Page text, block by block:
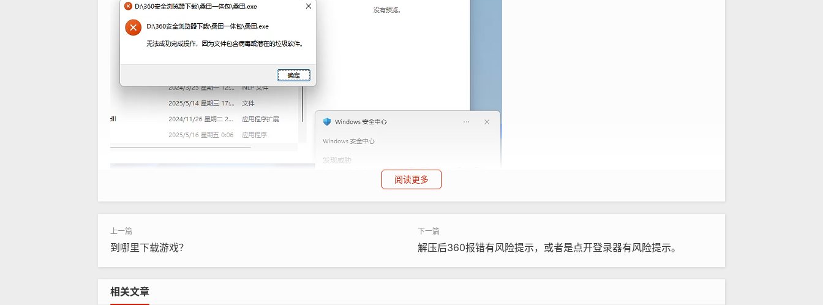
点击这个安全中心，直接点发现威胁的地方，会弹出对应的修改界面。
阅读更多
到哪里下载游戏？ 解压后360报错有风险提示，或者是点开登录器有风险提示。
相关文章